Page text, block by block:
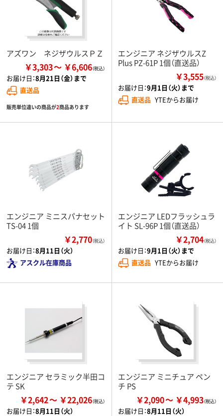
アズワン ネジザウルスＰＺ
￥3,303 ￥6,606
お届け日：8月21日（金）まで
直送品
販売単位違いの商品が2商品あります
エンジニア ネジザウルスZ
Plus PZ-61P 1個（直送品）
￥3,555（税込）
お届け日：9月1日（火）まで
直送品 YTEからお届け
エンジニア ミニスパナセット
TS-04 1個
￥2,770（税込）
お届け日：8月11日（火）
アスクル在庫商品
エンジニア LEDフラッシュラ
イト SL-96P 1個（直送品）
￥2,704（税込）
お届け日：9月1日（火）まで
直送品 YTEからお届け
エンジニア セラミック半田コ
テ SK
￥2,642 ￥22,026
お届け日：8月11日（火）
エンジニア ミニチュア ペン
チ PS
￥2,090 ￥4,993
お届け日：8月11日（火）